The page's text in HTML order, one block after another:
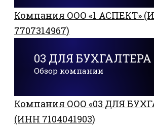
Компания ООО «1 АСПЕКТ»
7707314967)
03 ДЛЯ БУХГАЛТЕРА
Обзор компании
Компания ООО «03 ДЛЯ
(ИНН 7104041903)